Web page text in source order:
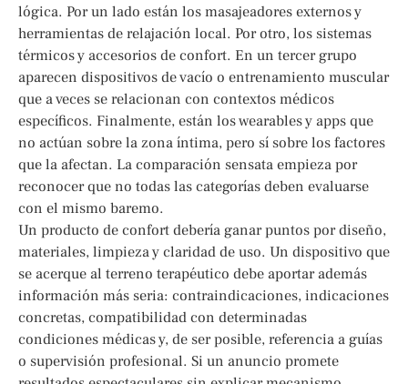
lógica. Por un lado están los masajeadores externos y
herramientas de relajación local. Por otro, los sistemas
térmicos y accesorios de confort. En un tercer grupo
aparecen dispositivos de vacío o entrenamiento muscular
que a veces se relacionan con contextos médicos
específicos. Finalmente, están los wearables y apps que
no actúan sobre la zona íntima, pero sí sobre los factores
que la afectan. La comparación sensata empieza por
reconocer que no todas las categorías deben evaluarse
con el mismo baremo.
Un producto de confort debería ganar puntos por diseño,
materiales, limpieza y claridad de uso. Un dispositivo que
se acerque al terreno terapéutico debe aportar además
información más seria: contraindicaciones, indicaciones
concretas, compatibilidad con determinadas
condiciones médicas y, de ser posible, referencia a guías
o supervisión profesional. Si un anuncio promete